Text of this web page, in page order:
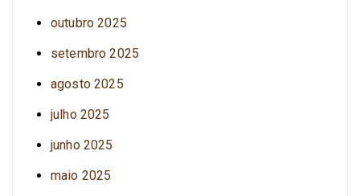
outubro 2025
setembro 2025
agosto 2025
julho 2025
junho 2025
maio 2025